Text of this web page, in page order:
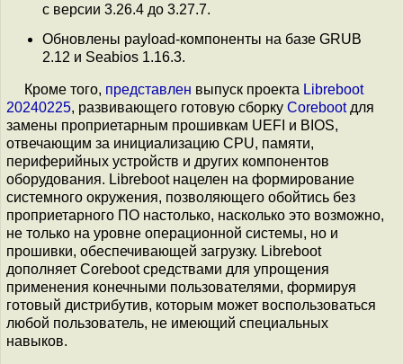
с версии 3.26.4 до 3.27.7.
Обновлены payload-компоненты на базе GRUB
2.12 и Seabios 1.16.3.
Кроме того, представлен выпуск проекта Libreboot
20240225, развивающего готовую сборку Corebootдля
замены проприетарным прошивкам UEFI и BIOS,
отвечающим за инициализацию CPU, памяти,
периферийных устройств и других компонентов
оборудования. Libreboot нацелен на формирование
системного окружения, позволяющего обойтись без
проприетарного ПО настолько, насколько это возможно,
не только на уровне операционной системы, но и
прошивки, обеспечивающей загрузку. Libreboot
дополняет Coreboot средствами для упрощения
применения конечными пользователями, формируя
готовый дистрибутив, которым может воспользоваться
любой пользователь, не имеющий специальных
навыков.